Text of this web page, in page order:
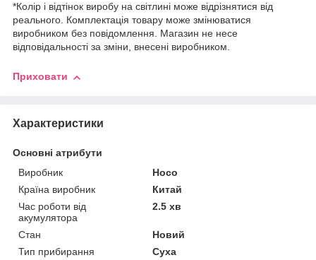
*Колір і відтінок виробу на світлині може відрізнятися від
реального. Комплектація товару може змінюватися
виробником без повідомлення. Магазин не несе
відповідальності за зміни, внесені виробником.
Приховати
Характеристики
Основні атрибути
Виробник
Hoco
Країна виробник
Китай
Час роботи від
акумулятора
2.5 хв
Стан
Новий
Тип прибирання
Суха